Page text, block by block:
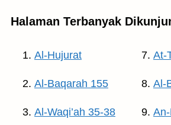
Halaman Terbanyak
Al-Hujurat
Al-Baqarah 155
Al-Waqi’ah 35-38
At-
Al-